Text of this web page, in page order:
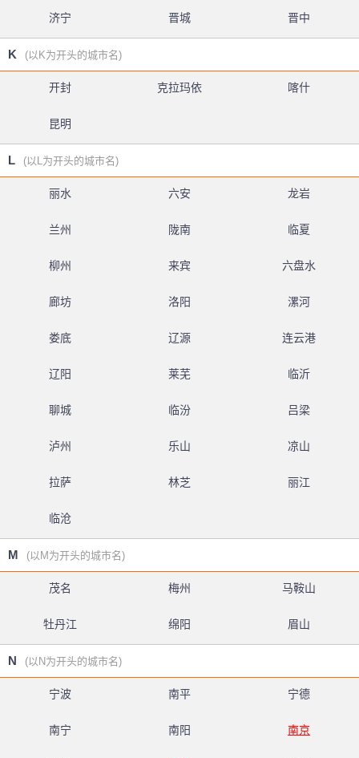
济宁 晋城 晋中
K (以K为开头的城市名)
开封 克拉玛依 喀什
昆明
L (以L为开头的城市名)
丽水 六安 龙岩
兰州 陇南 临夏
柳州 来宾 六盘水
廊坊 洛阳 漯河
娄底 辽源 连云港
辽阳 莱芜 临沂
聊城 临汾 吕梁
泸州 乐山 凉山
拉萨 林芝 丽江
临沧
M (以M为开头的城市名)
茂名 梅州 马鞍山
牡丹江 绵阳 眉山
N (以N为开头的城市名)
宁波 南平 宁德
南宁 南阳 南京